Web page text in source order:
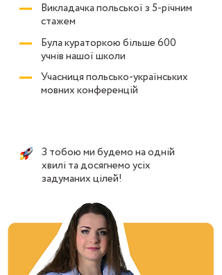
Викладачка польської з 5-річним
стажем
Була кураторкою більше 600
учнів нашої школи
Учасниця польсько-українських
мовних конференцій
З тобою ми будемо на одній
хвилі та досягнемо усіх
задуманих цілей!